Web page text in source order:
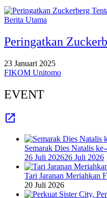
Berita Utama
Peringatkan
23 Januari 2025
FIKOM Unitomo
EVENT
Semarak Dies Natalis
26 Juli 202626 Juli 2026
Tari Jaranan Meriahkan
20 Juli 2026